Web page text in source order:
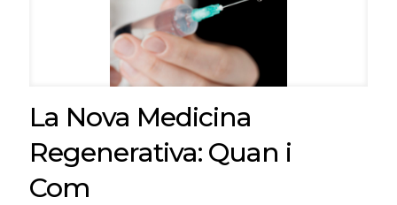
La Nova Medicina
Regenerativa: Quan i
Com